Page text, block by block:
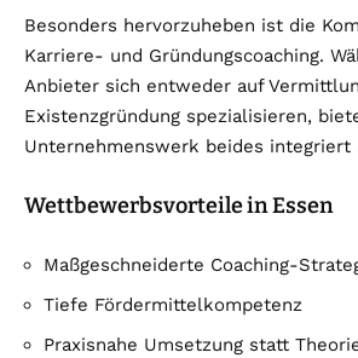
Besonders hervorzuheben ist die
Karriere- und Gründungscoaching.
Anbieter sich entweder auf
Existenzgründung spezialisieren,
Unternehmenswerk beides integriert
Wettbewerbsvorteile in Essen
Maßgeschneiderte Coaching-
Tiefe Fördermittelkompetenz
Praxisnahe Umsetzung statt